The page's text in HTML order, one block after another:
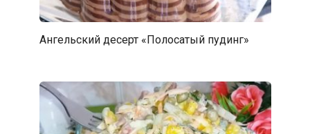
Ангельский десерт «Полосатый пудинг»